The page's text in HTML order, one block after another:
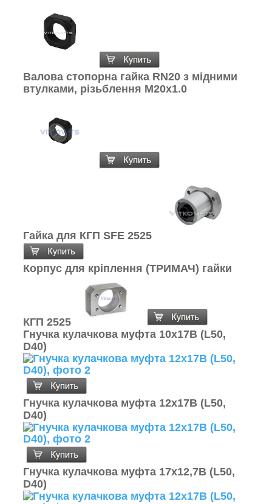
Валова стопорна гайка RN20 з мідними
втулками, різьблення M20x1.0
Гайка для КГП SFE 2525
Корпус для кріплення (ТРИМАЧ) гайки
КГП 2525
Гнучка кулачкова муфта 10х17В (L50,
D40)
Гнучка кулачкова муфта 12х17В (L50,
D40)
Гнучка кулачкова муфта 17х12,7В (L50,
D40)